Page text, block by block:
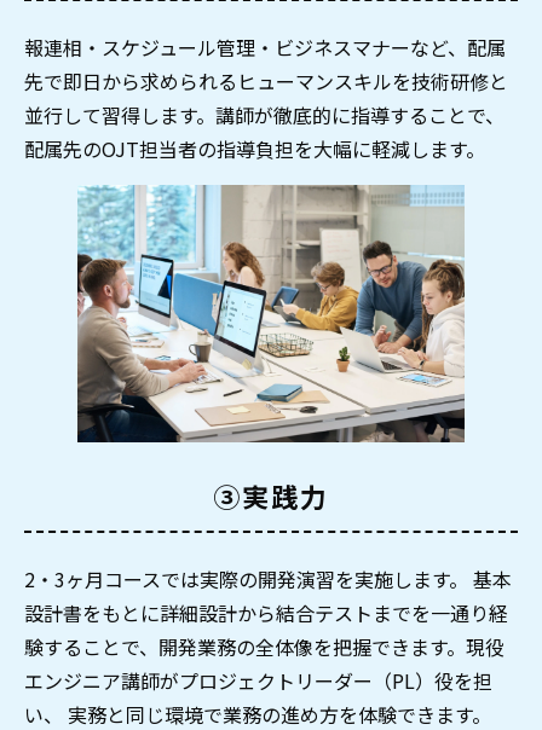
報連相・スケジュール管理・ビジネスマナーなど、配属
先で即日から求められるヒューマンスキルを技術研修と
並行して習得します。講師が徹底的に指導することで、
配属先のOJT担当者の指導負担を大幅に軽減します。
③実践力
2・3ヶ月コースでは実際の開発演習を実施します。 基本
設計書をもとに詳細設計から結合テストまでを一通り経
験することで、開発業務の全体像を把握できます。現役
エンジニア講師がプロジェクトリーダー（PL）役を担
い、 実務と同じ環境で業務の進め方を体験できます。